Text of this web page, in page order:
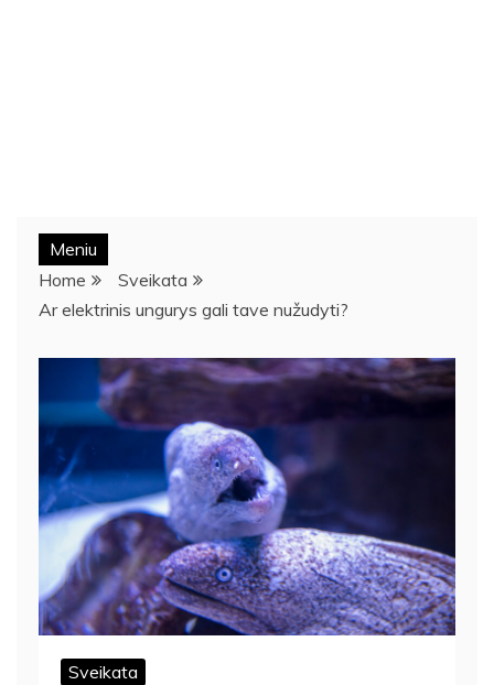
Meniu
Home
Sveikata
Ar elektrinis ungurys gali tave nužudyti?
Sveikata